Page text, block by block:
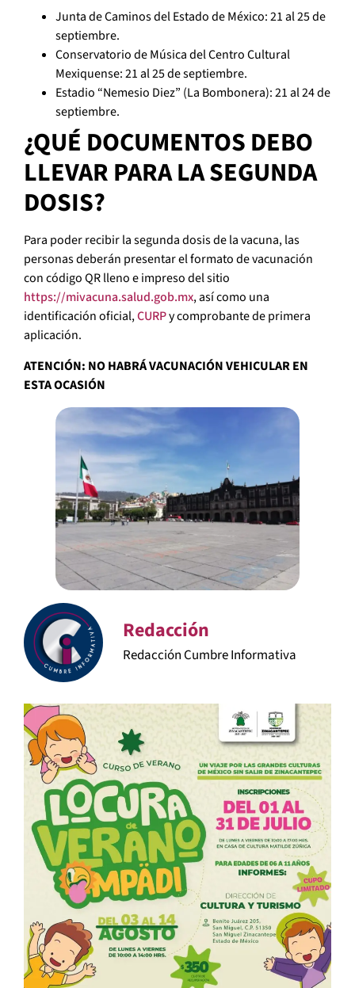
Junta de Caminos del Estado de México: 21 al 25 de
septiembre.
Conservatorio de Música del Centro Cultural
Mexiquense: 21 al 25 de septiembre.
Estadio “Nemesio Diez” (La Bombonera): 21 al 24 de
septiembre.
¿QUÉ DOCUMENTOS DEBO
LLEVAR PARA LA SEGUNDA
DOSIS?
Para poder recibir la segunda dosis de la vacuna, las
personas deberán presentar el formato de vacunación
con código QR lleno e impreso del sitio
https://mivacuna.salud.gob.mx, así como una
identificación oficial,CURPy comprobante de primera
aplicación.
ATENCIÓN: NO HABRÁ VACUNACIÓN VEHICULAR EN
ESTA OCASIÓN
Redacción
Redacción Cumbre Informativa